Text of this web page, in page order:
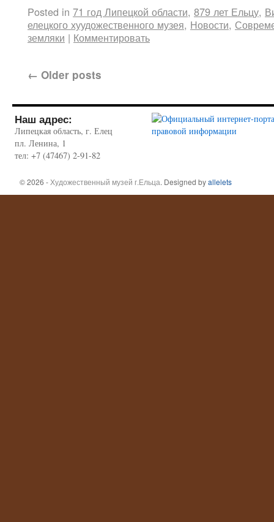
Posted in 71 год Липецкой области, 879 лет Ельцу,
елецкого хуудожественного музея, Новости,
земляки | Комментировать
← Older posts
Наш адрес:
Липецкая область, г. Елец
пл. Ленина, 1
тел: +7 (47467) 2-91-82
© 2026 - Художественный музей г.Ельца. Designed byallelets